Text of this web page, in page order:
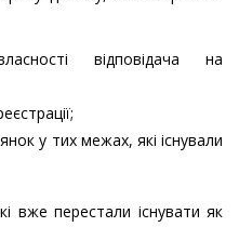
відповідача на
у тих межах, які існували
вже перестали існувати як